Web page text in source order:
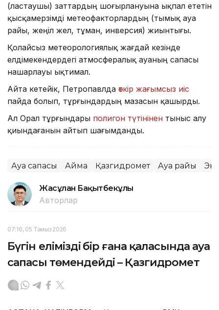
(ластаушы) заттардың шоғырлануына ықпал ететін
қысқамерзімді метеофакторлардың (тымық ауа
райы, жеңіл жел, тұман, инверсия) жиынтығы.
Қолайсыз метеорологиялық жағдай кезінде
елдімекендердегі атмосфералық ауаның сапасы
нашарлауы ықтимал.
Айта кетейік, Петропавлда өткір жағымсыз иіс
пайда болып, тұрғындардың мазасын қашырды.
Ал Орал тұрғындары полигон түтінінен тыныс алу
қиындағанын айтып шағымданды.
Ауа сапасы Аймақ Қазгидромет Ауа райы
Жасұлан Бақытбекұлы
Авторлар
07:16, 05 Тамыз 2026
Бүгін еліміздің бір ғана қаласында ауа
сапасы төмендейді – Қазгидромет